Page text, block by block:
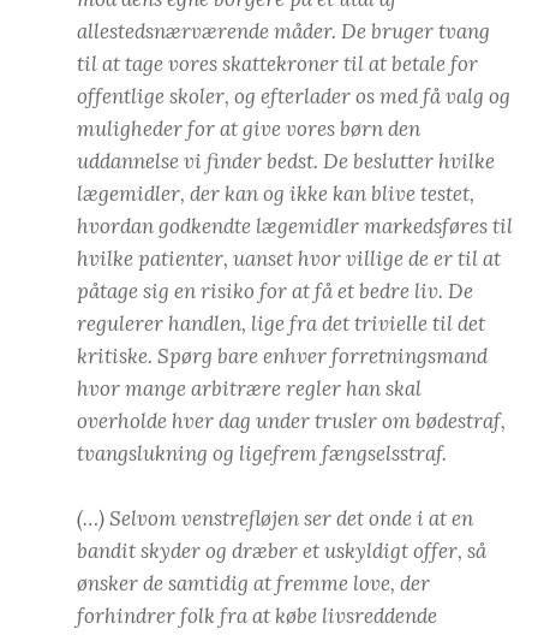
allestedsnærværende måder. De bruger tvang
til at tage vores skattekroner til at betale for
offentlige skoler, og efterlader os med få valg og
muligheder for at give vores børn den
uddannelse vi finder bedst. De beslutter hvilke
lægemidler, der kan og ikke kan blive testet,
hvordan godkendte lægemidler markedsføres til
hvilke patienter, uanset hvor villige de er til at
påtage sig en risiko for at få et bedre liv. De
regulerer handlen, lige fra det trivielle til det
kritiske. Spørg bare enhver forretningsmand
hvor mange arbitrære regler han skal
overholde hver dag under trusler om bødestraf,
tvangslukning og ligefrem fængselsstraf.
(…) Selvom venstrefløjen ser det onde i at en
bandit skyder og dræber et uskyldigt offer, så
ønsker de samtidig at fremme love, der
forhindrer folk fra at købe livsreddende